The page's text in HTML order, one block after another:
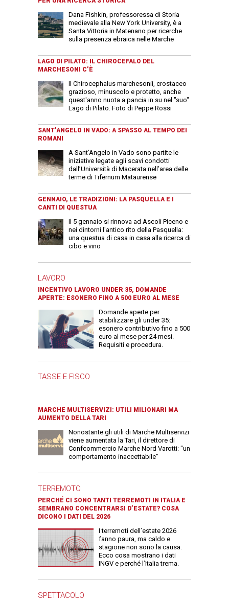
Dana Fishkin, professoressa di Storia
medievale alla New York University, è a
Santa Vittoria in Matenano per ricerche
sulla presenza ebraica nelle Marche
LAGO DI PILATO: IL CHIROCEFALO DEL
MARCHESONI C’È
Il Chirocephalus marchesonii, crostaceo
grazioso, minuscolo e protetto, anche
quest'anno nuota a pancia in su nel "suo"
Lago di Pilato. Foto di Peppe Rossi
SANT’ANGELO IN VADO: A SPASSO AL TEMPO DEI
ROMANI
A Sant’Angelo in Vado sono partite le
iniziative legate agli scavi condotti
dall’Università di Macerata nell’area delle
terme di Tifernum Mataurense
GENNAIO, LE TRADIZIONI: LA PASQUELLA E I
CANTI DI QUESTUA
Il 5 gennaio si rinnova ad Ascoli Piceno e
nei dintorni l'antico rito della Pasquella:
una questua di casa in casa alla ricerca di
cibo e vino
LAVORO
INCENTIVO LAVORO UNDER 35, DOMANDE
APERTE: ESONERO FINO A 500 EURO AL MESE
Domande aperte per
stabilizzare gli under 35:
esonero contributivo fino a 500
euro al mese per 24 mesi.
Requisiti e procedura.
TASSE E FISCO
MARCHE MULTISERVIZI: UTILI MILIONARI MA
AUMENTO DELLA TARI
Nonostante gli utili di Marche Multiservizi
viene aumentata la Tari, il direttore di
Confcommercio Marche Nord Varotti: "un
comportamento inaccettabile"
TERREMOTO
PERCHÉ CI SONO TANTI TERREMOTI IN ITALIA E
SEMBRANO CONCENTRARSI D’ESTATE? COSA
DICONO I DATI DEL 2026
I terremoti dell’estate 2026
fanno paura, ma caldo e
stagione non sono la causa.
Ecco cosa mostrano i dati
INGV e perché l’Italia trema.
SPETTACOLO